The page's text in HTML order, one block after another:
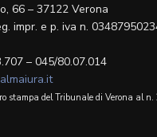
66 – 37122 Verona
impr. e p. iva n.
– 045/80.07.014
stampa del Tribunale di Verona al